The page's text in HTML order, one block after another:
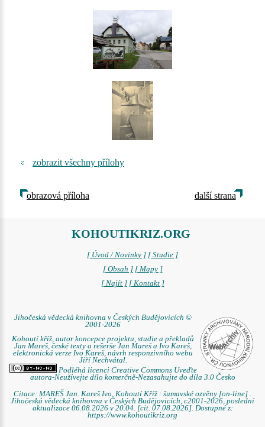
zobrazit všechny přílohy
obrazová příloha další strana
KOHOUTIKRIZ.ORG
[ Úvod / Novinky ] [ Studie ]
[ Obsah ] [ Mapy ]
[ Najít ] [ Kontakt ]
Jihočeská vědecká knihovna v Českých Budějovicích ©
2001-2026
Kohoutí kříž, autor koncepce projektu, studie a překladů
Jan Mareš, české texty a rešerše Jan Mareš a Ivo Kareš,
elektronická verze Ivo Kareš, návrh responzivního webu
Jiří Nechvátal.
Podléhá licenci Creative Commons Uveďte
autora-Neužívejte dílo komerčně-Nezasahujte do díla 3.0 Česko
Citace: MAREŠ Jan. Kareš Ivo. Kohoutí Kříž : šumavské ozvěny [on-line] .
Jihočeská vědecká knihovna v Českých Budějovicích, c2001-2026, poslední
aktualizace 06.08.2026 v 20.04. [cit. 07.08.2026]. Dostupné z:
https://www.kohoutikriz.org